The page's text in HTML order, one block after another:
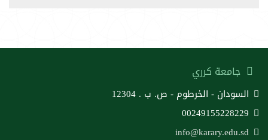
جامعة كرري
السودان - الخرطوم - ص. ب . 12304
00249155228229
info@karary.edu.sd